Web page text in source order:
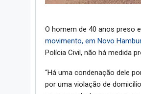
O homem de 40 anos preso
movimento, em Novo
Polícia Civil, não há medida
“Há uma condenação dele
por uma violação de